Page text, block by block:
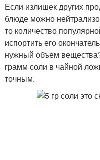
Если излишек других
блюде можно
то количество
испортить его
нужный объем
грамм соли в чайной
точным.